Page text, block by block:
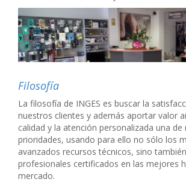
Filosofía
La filosofía de INGES es buscar la
nuestros clientes y además aportar valor
calidad y la atención personalizada una de
prioridades, usando para ello no sólo los
avanzados recursos técnicos, sino
profesionales certificados en las mejores
mercado.